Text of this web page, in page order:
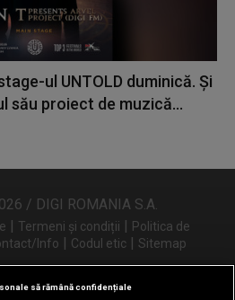
ul UNTOLD duminică. Și
său proiect de muzică...
/ DIGI ROMANIA S.A.
Termeni și condiții
Politica de
Info Codul etic Sitemap
să rămână confidențiale